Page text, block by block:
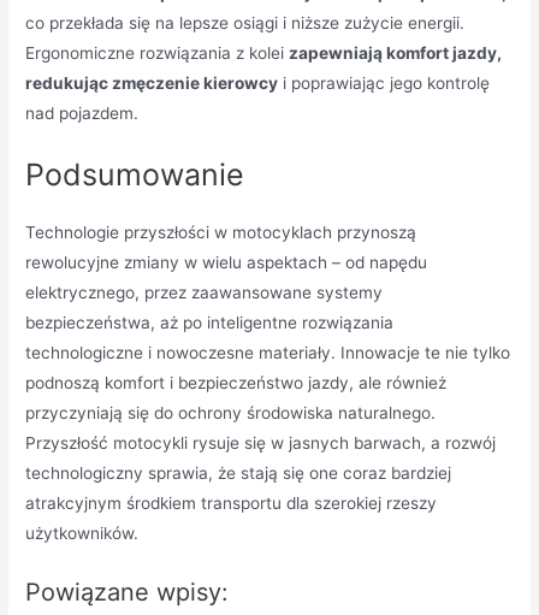
co przekłada się na lepsze osiągi i niższe zużycie energii.
Ergonomiczne rozwiązania z kolei zapewniają komfort jazdy,
redukując zmęczenie kierowcy i poprawiając jego kontrolę
nad pojazdem.
Podsumowanie
Technologie przyszłości w motocyklach przynoszą
rewolucyjne zmiany w wielu aspektach – od napędu
elektrycznego, przez zaawansowane systemy
bezpieczeństwa, aż po inteligentne rozwiązania
technologiczne i nowoczesne materiały. Innowacje te nie tylko
podnoszą komfort i bezpieczeństwo jazdy, ale również
przyczyniają się do ochrony środowiska naturalnego.
Przyszłość motocykli rysuje się w jasnych barwach, a rozwój
technologiczny sprawia, że stają się one coraz bardziej
atrakcyjnym środkiem transportu dla szerokiej rzeszy
użytkowników.
Powiązane wpisy: